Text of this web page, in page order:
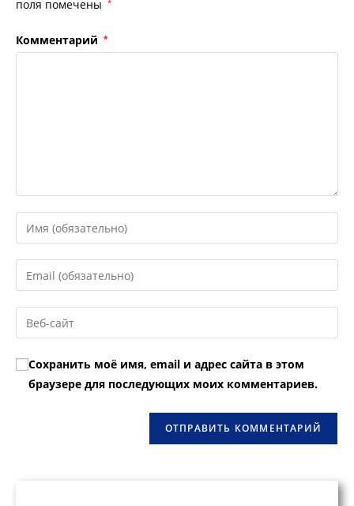
поля помечены *
Комментарий *
Введите
свое
имя
или
пользователя,
чтобы
прокомментировать
Введите
свой
email-
адрес,
прокомментировать
Введите
URL
вашего
веб-
сайта
Сохранить моё имя, email и адрес сайта в этом
браузере для последующих моих комментариев.